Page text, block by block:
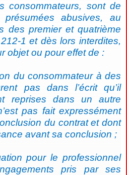
consommateurs, sont de
présumées abusives, au
des premier et quatrième
1 et dès lors interdites,
objet ou pour effet de :
du consommateur à des
pas dans l’écrit qu’il
reprises dans un autre
pas fait expressément
du contrat et dont
avant sa conclusion ;
pour le professionnel
pris par ses